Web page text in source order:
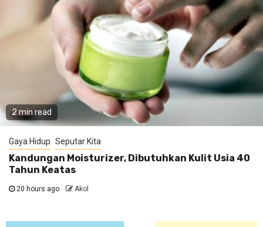
2 min read
Gaya Hidup Seputar Kita
Kandungan Moisturizer, Dibutuhkan Kulit Usia 40
Tahun Keatas
20 hours ago Akol